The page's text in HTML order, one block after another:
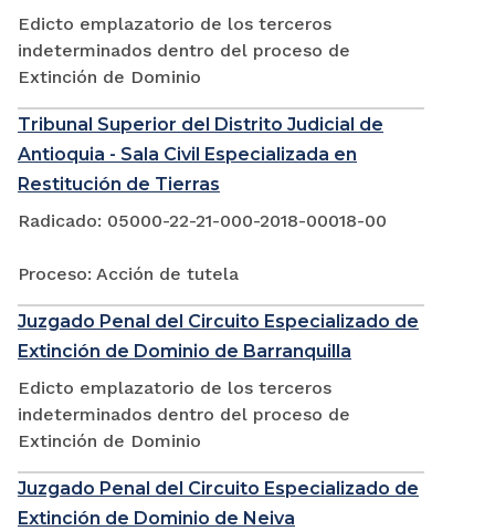
Edicto emplazatorio de los terceros
indeterminados dentro del proceso de
Extinción de Dominio
Tribunal Superior del Distrito Judicial de
Antioquia - Sala Civil Especializada en
Restitución de Tierras
Radicado: 05000-22-21-000-2018-00018-00
Proceso: Acción de tutela
Juzgado Penal del Circuito Especializado de
Extinción de Dominio de Barranquilla
Edicto emplazatorio de los terceros
indeterminados dentro del proceso de
Extinción de Dominio
Juzgado Penal del Circuito Especializado de
Extinción de Dominio de Neiva